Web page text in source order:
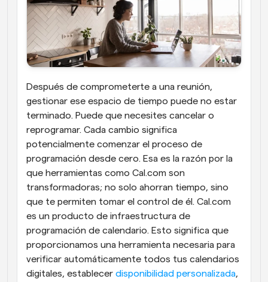
Después de comprometerte a una reunión,
gestionar ese espacio de tiempo puede no estar
terminado. Puede que necesites cancelar o
reprogramar. Cada cambio significa
potencialmente comenzar el proceso de
programación desde cero. Esa es la razón por la
que herramientas como Cal.com son
transformadoras; no solo ahorran tiempo, sino
que te permiten tomar el control de él. Cal.com
es un producto de infraestructura de
programación de calendario. Esto significa que
proporcionamos una herramienta necesaria para
verificar automáticamente todos tus calendarios
digitales, establecer disponibilidad personalizada,